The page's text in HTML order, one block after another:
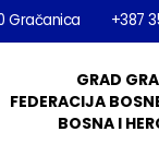
Gračanica +387
GRAD
FEDERACIJA
BOSNA I